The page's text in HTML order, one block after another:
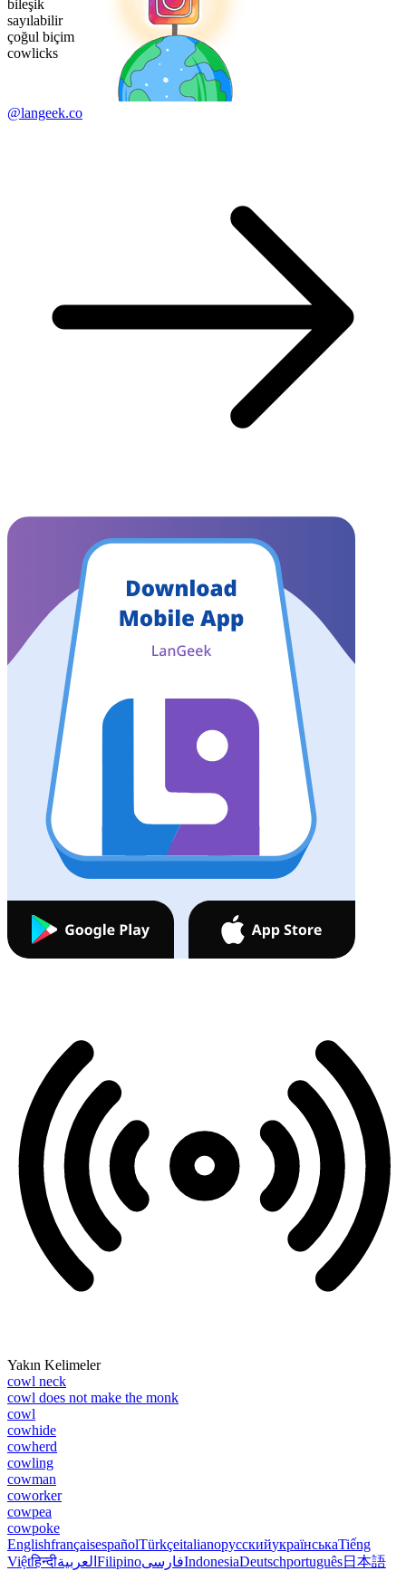
bileşik
sayılabilir
çoğul biçim
cowlicks
@langeek.co
Yakın Kelimeler
cowl neck
cowl does not make the monk
cowl
cowhide
cowherd
cowling
cowman
coworker
cowpea
cowpoke
EnglishfrançaisespañolTürkçeitalianoрусскийукраїнськаTiếng
Việtहिन्दीالعربية FilipinoفارسیIndonesiaDeutschportuguês日本語